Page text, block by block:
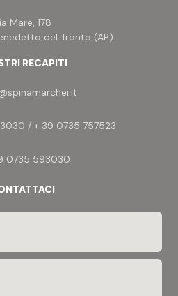
Mare, 178
del Tronto (AP)
RECAPITI
/ + 39 0735 757523
0735 593030